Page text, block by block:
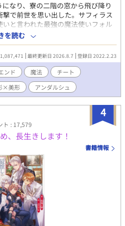
なり、寮の二階の窓から飛び降り
で前世を思い出した。サフィラス
と言われた最強の魔法使いフォル
魔法伯爵家に生れながら5歳の魔力
らというもの、ずっと家族から冷
ラス。ところが前世を思い出した途
フォルティスの人格にほぼ飲み込
哀想なサフィラスよ、さような
ない。転生する前に、女神から与
の魔法で、これまで虐げられてき
ことを決意する！主人公が1ミリも
す。恋愛＆ラブHは物語後半に予
を読む
最終更新日 2026.8.7 登録日 2022.2.23
ンド 魔法
チート
×美形 アンダルシュ
4
ト : 17,579
、長生きします！
書籍情報